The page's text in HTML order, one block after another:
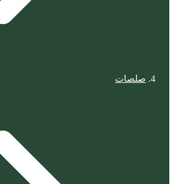
صلصات